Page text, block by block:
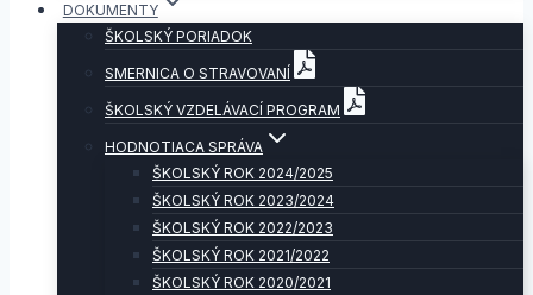
DOKUMENTY
ŠKOLSKÝ PORIADOK
SMERNICA O STRAVOVANÍ
ŠKOLSKÝ VZDELÁVACÍ PROGRAM
HODNOTIACA SPRÁVA
ŠKOLSKÝ ROK 2024/2025
ŠKOLSKÝ ROK 2023/2024
ŠKOLSKÝ ROK 2022/2023
ŠKOLSKÝ ROK 2021/2022
ŠKOLSKÝ ROK 2020/2021